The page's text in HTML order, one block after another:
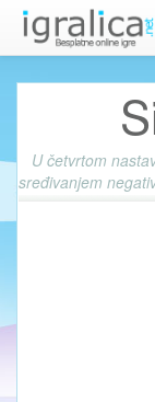
U četvrtom
sređivanjem